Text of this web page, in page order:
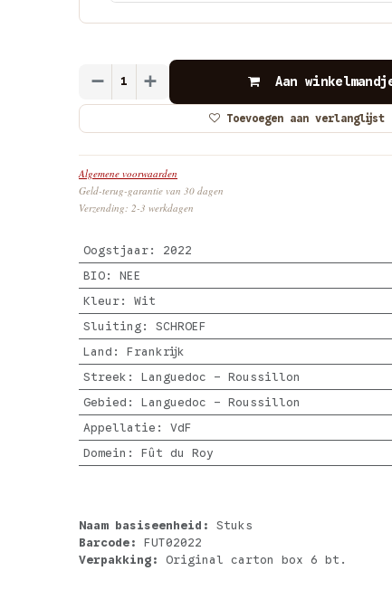
Aan
Toevoegen aan verlanglijst
Algemene voorwaarden
Geld-terug-garantie van 30 dagen
Verzending: 2-3 werkdagen
Oogstjaar: 2022
BIO: NEE
Kleur: Wit
Sluiting: SCHROEF
Land : Frankrijk
Streek : Languedoc - Roussillon
Gebied : Languedoc - Roussillon
Appellatie : VdF
Domein : Fût du Roy
Naam basiseenheid: Stuks
Barcode: FUT02022
Verpakking: Original carton box 6 bt.